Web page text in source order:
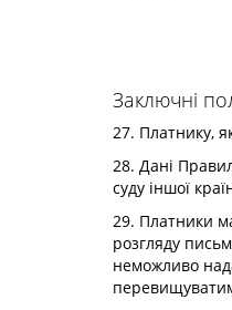
Заключні
27. Платнику,
28. Дані
суду іншої
29. Платники
розгляду
неможливо